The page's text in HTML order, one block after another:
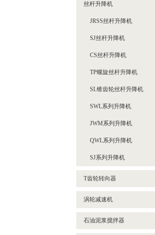
丝杆升降机
JRSS丝杆升降机
SJ丝杆升降机
CS丝杆升降机
TP螺旋丝杆升降机
SL锥齿轮丝杆升降机
SWL系列升降机
JWM系列升降机
QWL系列升降机
SJ系列升降机
T齿轮转向器
涡轮减速机
石油泥浆搅拌器